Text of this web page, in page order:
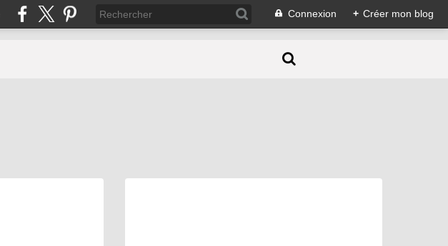
Connexion + Créer mon blog